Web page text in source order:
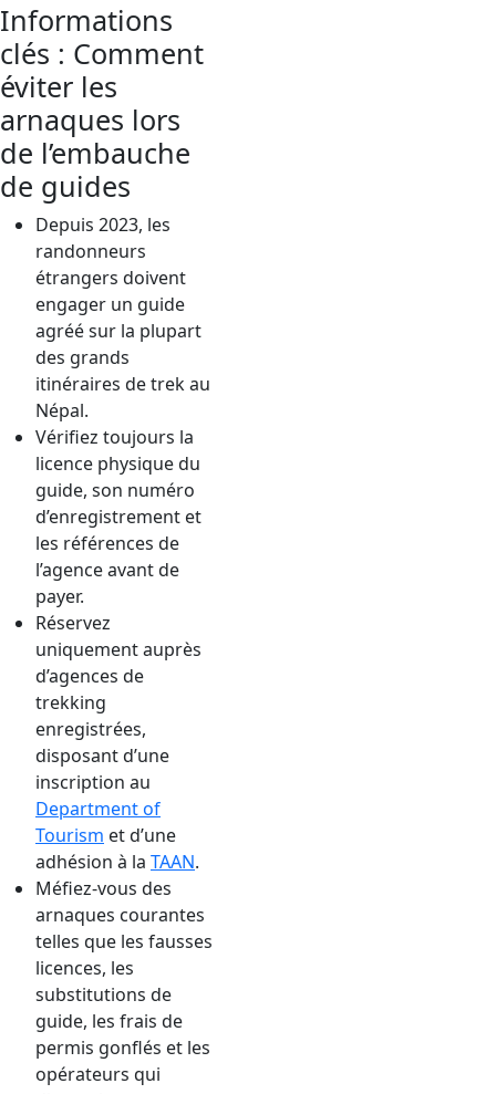
Informations
clés : Comment
éviter les
arnaques lors
de l’embauche
de guides
Depuis 2023, les
randonneurs
étrangers doivent
engager un guide
agréé sur la plupart
des grands
itinéraires de trek au
Népal.
Vérifiez toujours la
licence physique du
guide, son numéro
d’enregistrement et
les références de
l’agence avant de
payer.
Réservez
uniquement auprès
d’agences de
trekking
enregistrées,
disposant d’une
inscription au
Department of
Tourism et d’une
adhésion à la TAAN.
Méfiez-vous des
arnaques courantes
telles que les fausses
licences, les
substitutions de
guide, les frais de
permis gonflés et les
opérateurs qui